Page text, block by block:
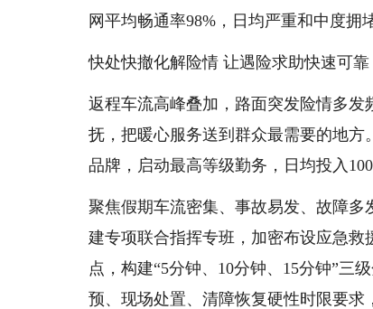
网平均畅通率98%，日均严重和中度拥
快处快撤化解险情 让遇险求助快速可靠
返程车流高峰叠加，路面突发险情多
抚，把暖心服务送到群众最需要的地方
品牌，启动最高等级勤务，日均投入
聚焦假期车流密集、事故易发、故障多
建专项联合指挥专班，加密布设应急
点，构建“5分钟、10分钟、15分钟”三
预、现场处置、清障恢复硬性时限要求